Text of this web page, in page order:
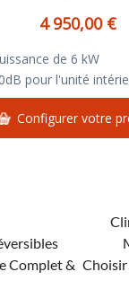
4 950,00 €
de 6 kW
pour l'unité
Configurer votre
Complet & Choisir